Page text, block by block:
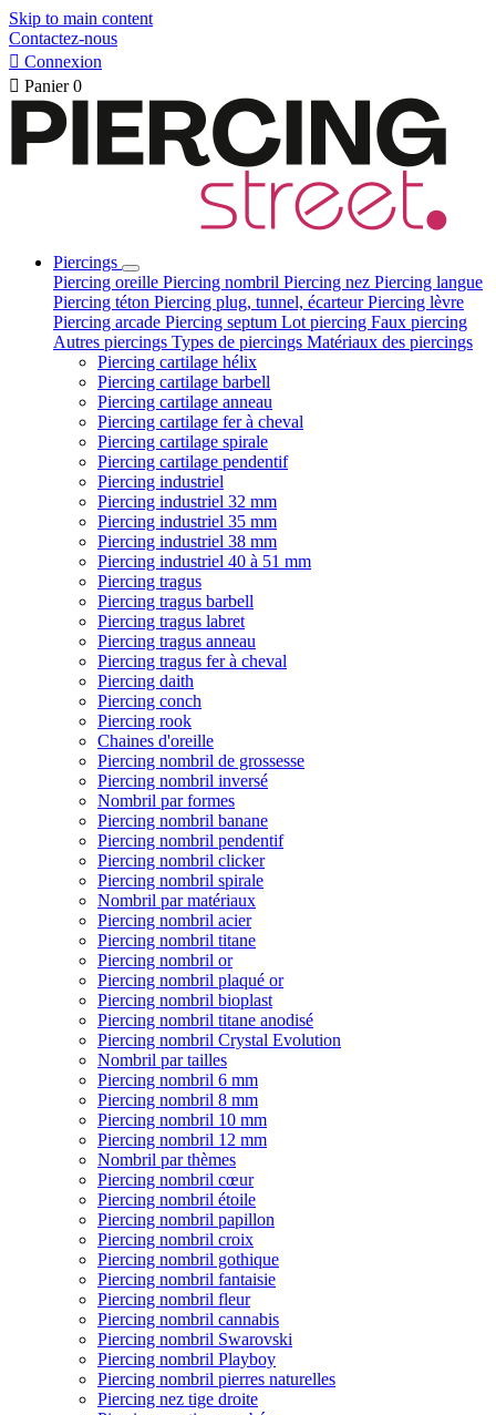
Skip to main content
Contactez-nous
 Connexion
 Panier 0
Piercings
Piercing oreille Piercing nombril Piercing nez Piercing langue
Piercing téton Piercing plug, tunnel, écarteurPiercing lèvre
Piercing arcade Piercing septum Lot piercing Faux piercing
Autres piercings Types de piercings Matériaux des piercings
Piercing cartilage hélix
Piercing cartilage barbell
Piercing cartilage anneau
Piercing cartilage fer à cheval
Piercing cartilage spirale
Piercing cartilage pendentif
Piercing industriel
Piercing industriel 32 mm
Piercing industriel 35 mm
Piercing industriel 38 mm
Piercing industriel 40 à 51 mm
Piercing tragus
Piercing tragus barbell
Piercing tragus labret
Piercing tragus anneau
Piercing tragus fer à cheval
Piercing daith
Piercing conch
Piercing rook
Chaines d'oreille
Piercing nombril de grossesse
Piercing nombril inversé
Nombril par formes
Piercing nombril banane
Piercing nombril pendentif
Piercing nombril clicker
Piercing nombril spirale
Nombril par matériaux
Piercing nombril acier
Piercing nombril titane
Piercing nombril or
Piercing nombril plaqué or
Piercing nombril bioplast
Piercing nombril titane anodisé
Piercing nombril Crystal Evolution
Nombril par tailles
Piercing nombril 6 mm
Piercing nombril 8 mm
Piercing nombril 10 mm
Piercing nombril 12 mm
Nombril par thèmes
Piercing nombril cœur
Piercing nombril étoile
Piercing nombril papillon
Piercing nombril croix
Piercing nombril gothique
Piercing nombril fantaisie
Piercing nombril fleur
Piercing nombril cannabis
Piercing nombril Swarovski
Piercing nombril Playboy
Piercing nombril pierres naturelles
Piercing nez tige droite